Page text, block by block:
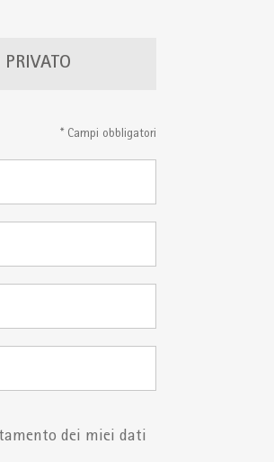
* Campi obbligatori
dei miei dati